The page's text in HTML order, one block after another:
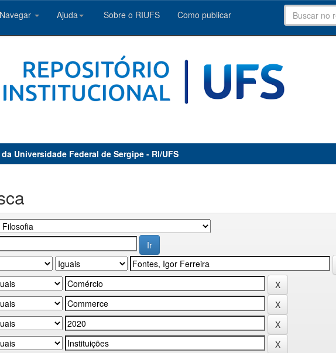
Navegar Ajuda Sobre o RIUFS Como publicar
Universidade Federal de Sergipe - RI/UFS